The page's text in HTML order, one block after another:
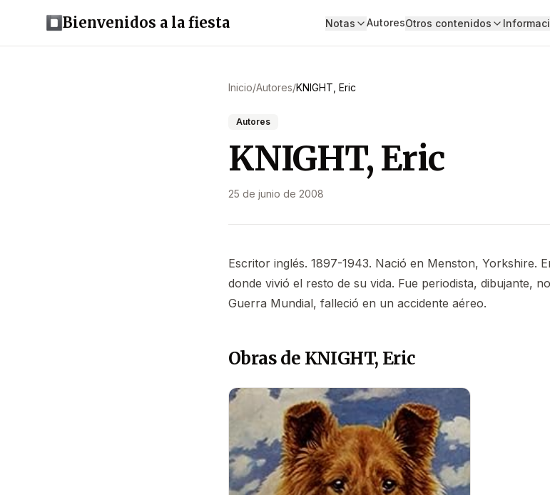
Bienvenidos a la fiesta Notas AutoresOtros contenidos
Inicio/Autores/KNIGHT, Eric
Autores
KNIGHT, Eric
25 de junio de 2008
Escritor inglés. 1897-1943. Nació en Menston, Yorkshire.
donde vivió el resto de su vida. Fue periodista, dibujante,
Guerra Mundial, falleció en un accidente aéreo.
Obras de KNIGHT, Eric